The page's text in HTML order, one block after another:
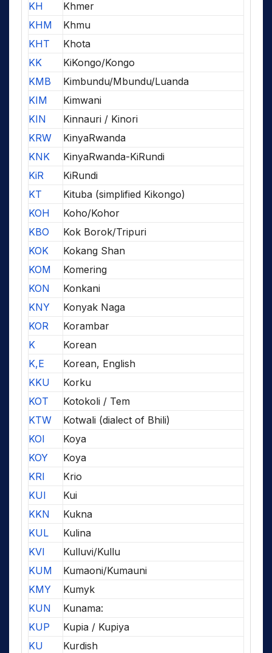
KH
Khmer
KHM
Khmu
KHT
Khota
KK
KiKongo/Kongo
KMB
Kimbundu/Mbundu/Luanda
KIM
Kimwani
KIN
Kinnauri / Kinori
KRW
KinyaRwanda
KNK
KinyaRwanda-KiRundi
KiR
KiRundi
KT
Kituba (simplified Kikongo)
KOH
Koho/Kohor
KBO
Kok Borok/Tripuri
KOK
Kokang Shan
KOM
Komering
KON
Konkani
KNY
Konyak Naga
KOR
Korambar
K
Korean
K,E
Korean, English
KKU
Korku
KOT
Kotokoli / Tem
KTW
Kotwali (dialect of Bhili)
KOI
Koya
KOY
Koya
KRI
Krio
KUI
Kui
KKN
Kukna
KUL
Kulina
KVI
Kulluvi/Kullu
KUM
Kumaoni/Kumauni
KMY
Kumyk
KUN
Kunama:
KUP
Kupia / Kupiya
KU
Kurdish